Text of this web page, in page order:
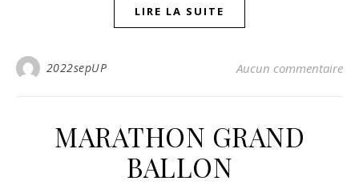
LIRE LA SUITE
2022sepUP Aucun commentaire
MARATHON GRAND
BALLON